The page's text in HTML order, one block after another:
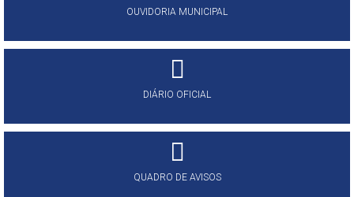
OUVIDORIA MUNICIPAL
DIÁRIO OFICIAL
QUADRO DE AVISOS